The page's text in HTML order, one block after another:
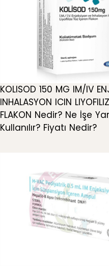
KOLISOD 150 MG IM/IV
INHALASYON ICIN
FLAKON Nedir? Ne İşe
Kullanılır? Fiyatı Nedir?